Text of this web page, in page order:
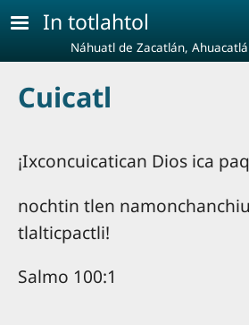
Pasar al contenido principal
In totlahtol
Náhuatl de Zacatlán,
Cuicatl
¡Ixconcuicatican Dios ica
nochtin tlen
tlalticpactli!
Salmo 100:1